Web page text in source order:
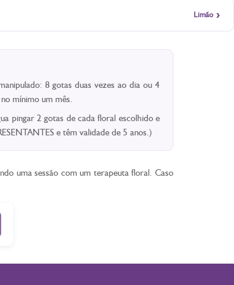
Limão ›
8 gotas duas vezes ao dia ou 4
mínimo um mês.
pingar 2 gotas de cada floral escolhido e
e têm validade de 5 anos.)
uma sessão com um terapeuta floral. Caso